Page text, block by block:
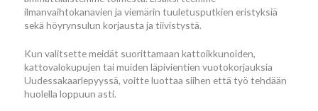
ilmanvaihtokanavien ja viemärin tuuletusputkien eristyksiä
sekä höyrynsulun korjausta ja tiivistystä.
Kun valitsette meidät suorittamaan kattoikkunoiden,
kattovalokupujen tai muiden läpivientien vuotokorjauksia
Uudessakaarlepyyssä, voitte luottaa siihen että työ tehdään
huolella loppuun asti.